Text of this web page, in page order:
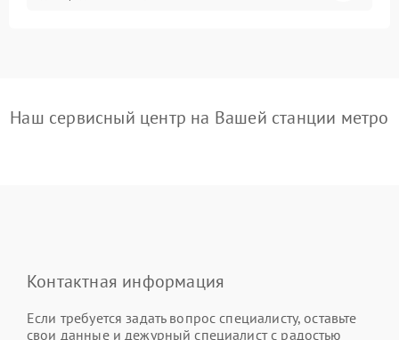
Наш сервисный центр на Вашей станции метро
Контактная информация
Если требуется задать вопрос специалисту, оставьте
свои данные и дежурный специалист с радостью